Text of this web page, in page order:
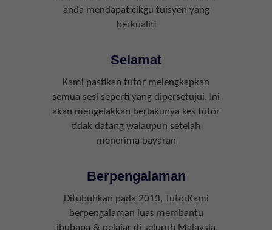
anda mendapat cikgu tuisyen yang
berkualiti
Selamat
Kami pastikan tutor melengkapkan
semua sesi seperti yang dipersetujui. Ini
akan mengelakkan berlakunya kes tutor
tidak datang walaupun setelah
menerima bayaran
Berpengalaman
Ditubuhkan pada 2013, TutorKami
berpengalaman luas membantu